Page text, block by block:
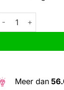
Abus helm Urban-I
Alternative:
Meer dan